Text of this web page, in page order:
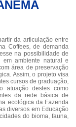
da articulação entre
Coffees, de demanda
na possibilidade de
em ambiente natural e
área de preservação
Assim, o projeto visa
cursos de graduação,
atuação destes como
da rede básica de
ecológica da Fazenda
diversos em Educação
do bioma, fauna,